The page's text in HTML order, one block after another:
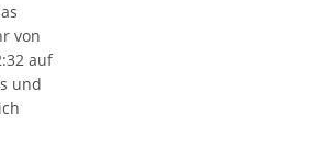
von
auf
und